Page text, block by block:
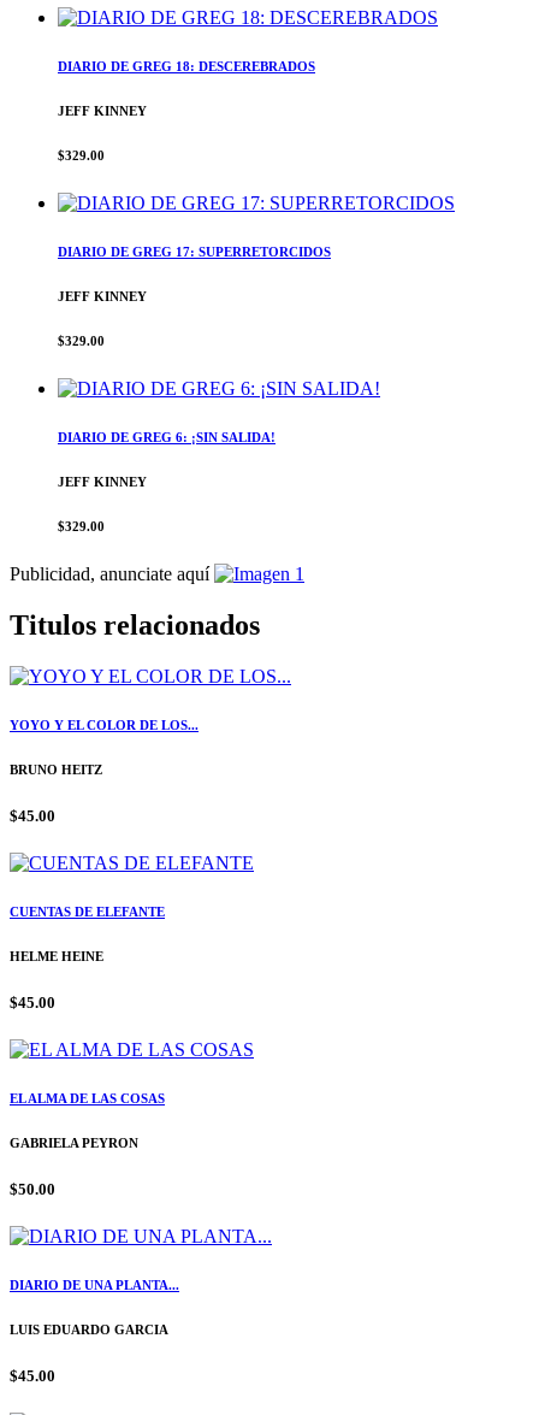
DIARIO DE GREG 18: DESCEREBRADOS
JEFF KINNEY
$329.00
DIARIO DE GREG 17: SUPERRETORCIDOS
JEFF KINNEY
$329.00
DIARIO DE GREG 6: ¡SIN SALIDA!
JEFF KINNEY
$329.00
Publicidad, anunciate aquí
Titulos relacionados
YOYO Y EL COLOR DE LOS...
BRUNO HEITZ
$45.00
CUENTAS DE ELEFANTE
HELME HEINE
$45.00
EL ALMA DE LAS COSAS
GABRIELA PEYRON
$50.00
DIARIO DE UNA PLANTA...
LUIS EDUARDO GARCIA
$45.00